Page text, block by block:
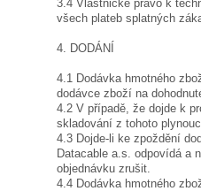
3.4 Vlastnické právo k
všech plateb splatných
4. DODÁNÍ
4.1 Dodávka hmotného
dodávce zboží na
4.2 V případě, že dojde k
skladování z tohoto
4.3 Dojde-li ke zpoždění
Datacable a.s. odpovídá a
objednávku zrušit.
4.4 Dodávka hmotného